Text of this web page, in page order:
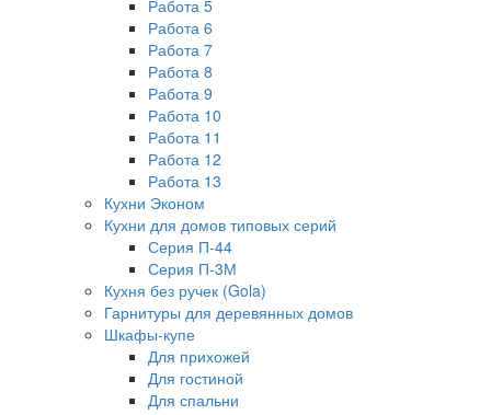
Работа 5
Работа 6
Работа 7
Работа 8
Работа 9
Работа 10
Работа 11
Работа 12
Работа 13
Кухни Эконом
Кухни для домов типовых серий
Серия П-44
Серия П-3М
Кухня без ручек (Gola)
Гарнитуры для деревянных домов
Шкафы-купе
Для прихожей
Для гостиной
Для спальни